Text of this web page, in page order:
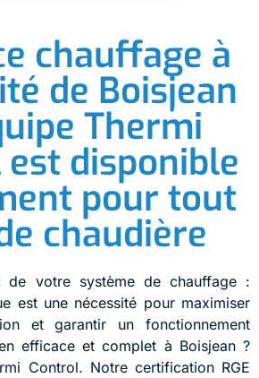
chauffage à
de Boisjean
Thermi
disponible
pour tout
chaudière
de votre système de chauffage :
est une nécessité pour maximiser
et garantir un fonctionnement
efficace et complet à Boisjean ?
Control. Notre certification RGE